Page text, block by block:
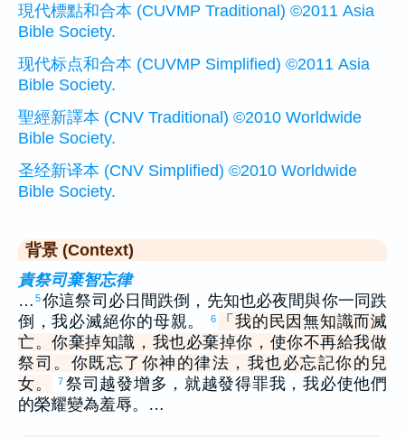
現代標點和合本 (CUVMP Traditional) ©2011 Asia
Bible Society.
现代标点和合本 (CUVMP Simplified) ©2011 Asia
Bible Society.
聖經新譯本 (CNV Traditional) ©2010 Worldwide
Bible Society.
圣经新译本 (CNV Simplified) ©2010 Worldwide
Bible Society.
背景 (Context)
責祭司棄智忘律
… 5你這祭司必日間跌倒，先知也必夜間與你一同跌
倒，我必滅絕你的母親。
6
「我的民因無知識而滅
亡。你棄掉知識，我也必棄掉你，使你不再給我做
祭司。你既忘了你神的律法，我也必忘記你的兒
女。
7 祭司越發增多，就越發得罪我，我必使他們
的榮耀變為羞辱。…